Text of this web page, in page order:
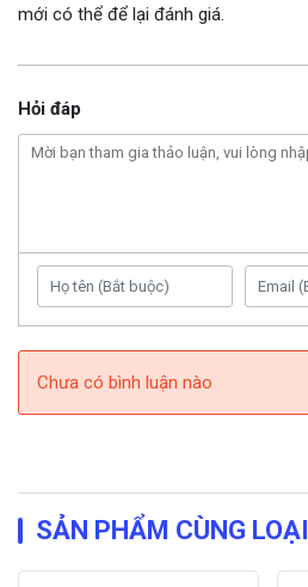
mới có thể để lại đánh giá.
Hỏi đáp
Chưa có bình luận nào
SẢN PHẨM CÙNG LOẠI